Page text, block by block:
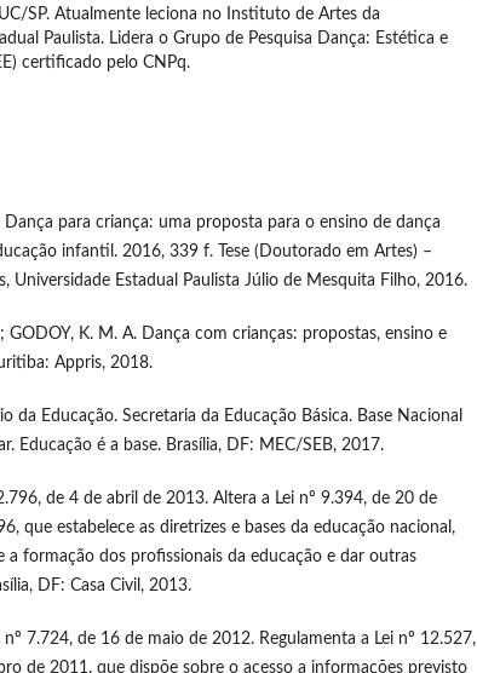
SP. Atualmente leciona no Instituto de Artes da
Paulista. Lidera o Grupo de Pesquisa Dança: Estética e
certificado pelo CNPq.
Dança para criança: uma proposta para o ensino de dança
infantil. 2016, 339 f. Tese (Doutorado em Artes) –
Universidade Estadual Paulista Júlio de Mesquita Filho, 2016.
GODOY, K. M. A. Dança com crianças: propostas, ensino e
Appris, 2018.
da Educação. Secretaria da Educação Básica. Base Nacional
Educação é a base. Brasília, DF: MEC/SEB, 2017.
de 4 de abril de 2013. Altera a Lei nº 9.394, de 20 de
que estabelece as diretrizes e bases da educação nacional,
a formação dos profissionais da educação e dar outras
DF: Casa Civil, 2013.
nº 7.724, de 16 de maio de 2012. Regulamenta a Lei nº 12.527,
de 2011, que dispõe sobre o acesso a informações previsto